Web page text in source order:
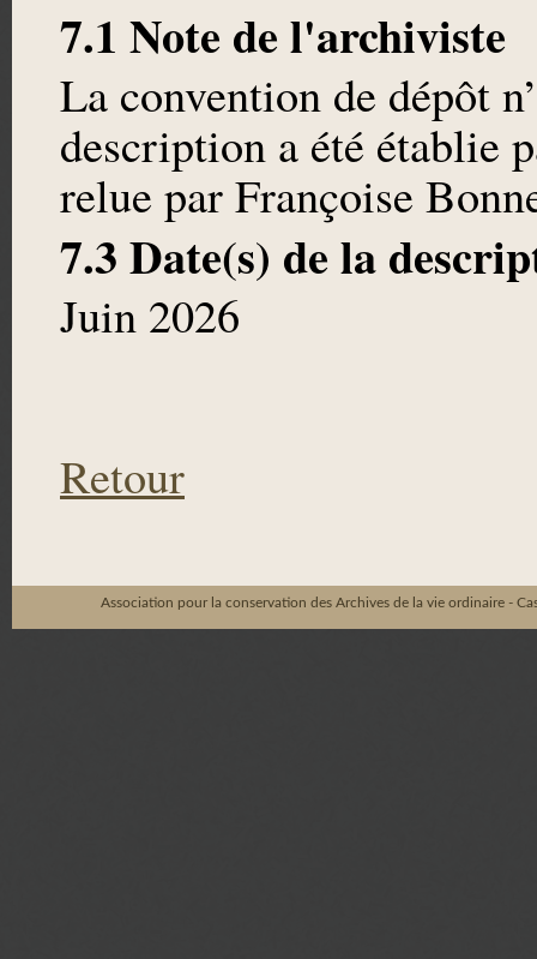
7.1 Note de l'archiviste
La convention de dépôt
description a été établie
relue par Françoise
7.3 Date(s) de la
Juin 2026
Retour
Association pour la conservation des Archives de la vie ordinaire -